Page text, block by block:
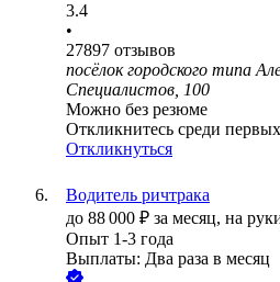
3.4
•
27897 отзывов
посёлок городского типа
Специалистов, 100
Можно без резюме
Откликнитесь среди первых
Откликнуться
Водитель ричтрака
до 88 000 ₽ за месяц, на
Опыт 1-3 года
Выплаты: Два раза в месяц